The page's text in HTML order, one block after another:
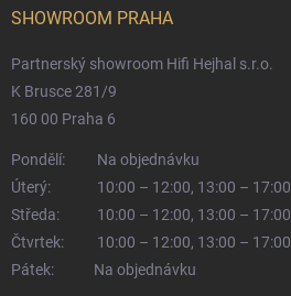
SHOWROOM PRAHA
Partnerský showroom Hifi Hejhal s.r.o.
K Brusce 281/9
160 00 Praha 6
Pondělí:
Na objednávku
Úterý:
10:00 – 12:00, 13:00 – 17:00
Středa:
10:00 – 12:00, 13:00 – 17:00
Čtvrtek:
10:00 – 12:00, 13:00 – 17:00
Pátek:
Na objednávku